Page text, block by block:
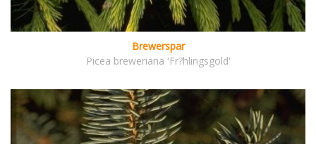
Brewerspar
Picea breweriana 'Fr?hlingsgold'